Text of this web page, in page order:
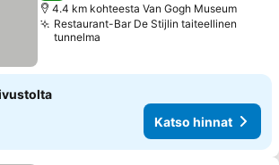
4.4 km kohteesta Van Gogh Museum
Restaurant-Bar De Stijlin taiteellinen
tunnelma
Katso hinnat